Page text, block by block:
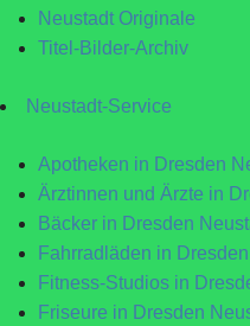
Neustadt Originale
Titel-Bilder-Archiv
Neustadt-Service
Apotheken in Dresden
Ärztinnen und Ärzte in
Bäcker in Dresden
Fahrradläden in
Fitness-Studios in
Friseure in Dresden